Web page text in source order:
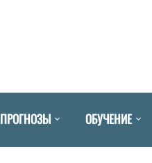
ПРОГНОЗЫ ОБУЧЕНИЕ